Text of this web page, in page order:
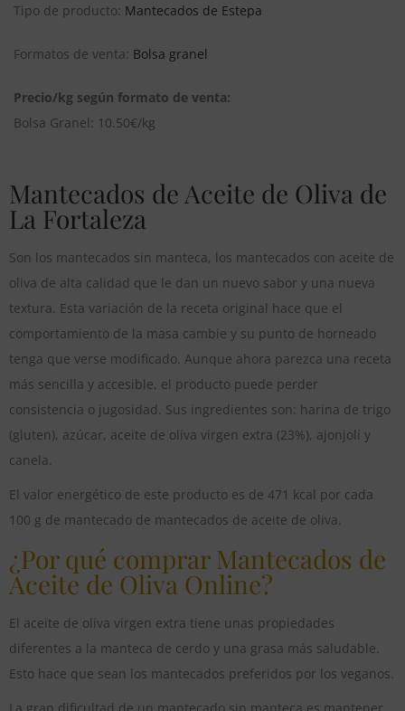
Tipo de producto: Mantecados de Estepa
Formatos de venta: Bolsa granel
Precio/kg según formato de venta:
Bolsa Granel: 10.50€/kg
Mantecados de Aceite de Oliva de
La Fortaleza
Son los mantecados sin manteca, los mantecados con aceite de
oliva de alta calidad que le dan un nuevo sabor y una nueva
textura. Esta variación de la receta original hace que el
comportamiento de la masa cambie y su punto de horneado
tenga que verse modificado. Aunque ahora parezca una receta
más sencilla y accesible, el producto puede perder
consistencia o jugosidad. Sus ingredientes son: harina de trigo
(gluten), azúcar, aceite de oliva virgen extra (23%), ajonjolí y
canela.
El valor energético de este producto es de 471 kcal por cada
100 g de mantecado de mantecados de aceite de oliva.
¿Por qué comprar Mantecados de
Aceite de Oliva Online?
El aceite de oliva virgen extra tiene unas propiedades
diferentes a la manteca de cerdo y una grasa más saludable.
Esto hace que sean los mantecados preferidos por los veganos.
La gran dificultad de un mantecado sin manteca es mantener